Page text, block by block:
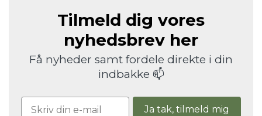
Tilmeld dig vores
nyhedsbrev her
Få nyheder samt fordele direkte i din
indbakke 📫
Ja tak, tilmeld mig